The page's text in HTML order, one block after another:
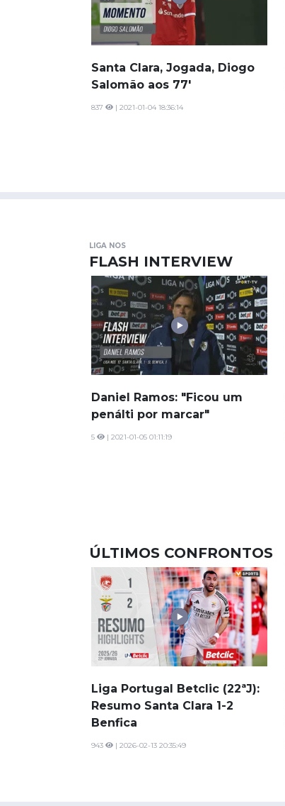
Santa Clara, Jogada, Diogo
Salomão aos 77'
837 | 2021-01-04 18:36:14
LIGA NOS
FLASH INTERVIEW
Daniel Ramos: "Ficou um
penálti por marcar"
5 | 2021-01-05 01:11:19
ÚLTIMOS CONFRONTOS
Liga Portugal Betclic (22ªJ):
Resumo Santa Clara 1-2
Benfica
943 | 2026-02-13 20:35:49